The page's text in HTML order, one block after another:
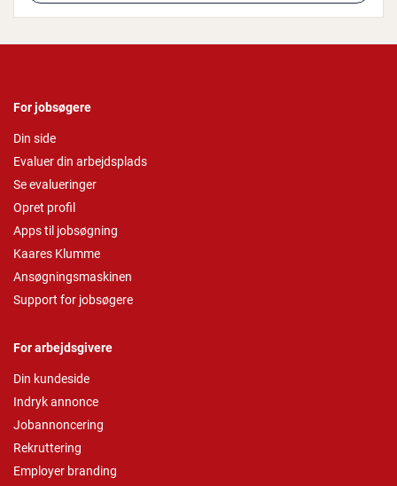
For jobsøgere
Din side
Evaluer din arbejdsplads
Se evalueringer
Opret profil
Apps til jobsøgning
Kaares Klumme
Ansøgningsmaskinen
Support for jobsøgere
For arbejdsgivere
Din kundeside
Indryk annonce
Jobannoncering
Rekruttering
Employer branding